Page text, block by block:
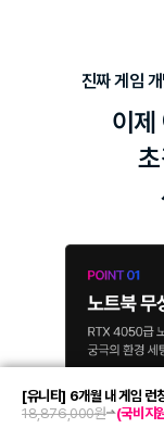
[유니티] 6개월 내 게임 런
18,876,000원 (국비지
진짜 게임
이제